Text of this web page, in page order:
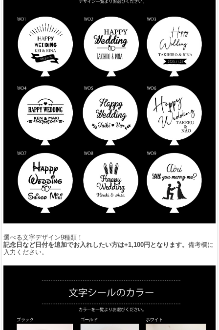
選べる文字デザイン9種類！
記念日など日付を追加でお入れしたい方は+1,100円となります。 備考欄に
入力ください。